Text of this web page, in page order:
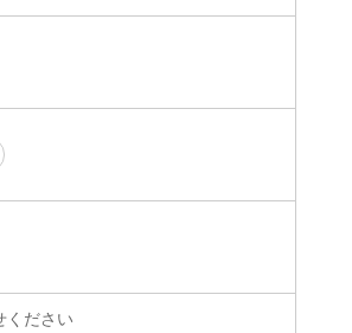
ください